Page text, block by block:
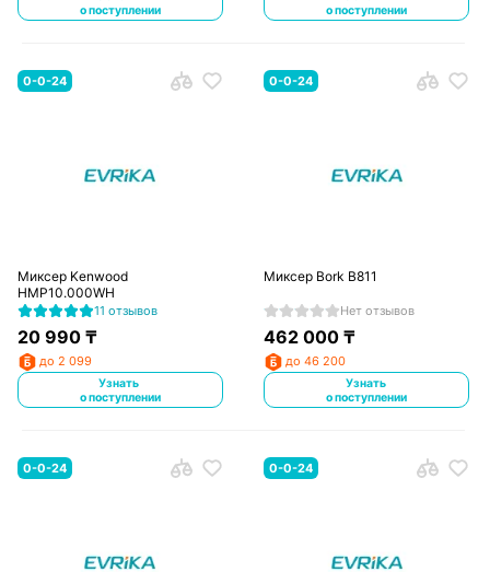
о поступлении
о поступлении
0-0-24
Миксер Kenwood
HMP10.000WH
11 отзывов
20 990₸
до 2 099
Узнать
о поступлении
0-0-24
Миксер Bork B811
Нет отзывов
462 000 ₸
до 46 200
Узнать
о поступлении
0-0-24 0-0-24